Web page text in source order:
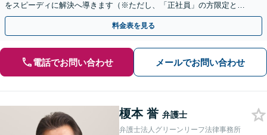
をスピーディに解決へ導きます（※ただし、「正社員」の方限定とな
ります）。
料金表を見る
電話でお問い合わせ メールでお問い合わせ
榎本 誉 弁護士
弁護士法人グリーンリーフ法律事務所